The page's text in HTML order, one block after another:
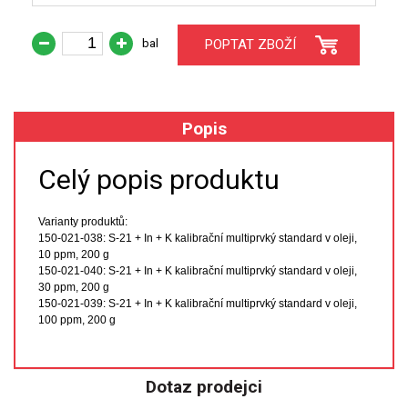
XRF
VZORKOVNICE XRF
STANDARDNÍ ROZTOKY A RM
UV-VIS FLUO
DETEKTORY HPLC
VÝBOJKY PRO UV/VIS
bal POPTAT ZBOŽÍ
Popis
Celý popis produktu
Varianty produktů:
150-021-038: S-21 + In + K kalibrační multiprvký standard v oleji,
10 ppm, 200 g
150-021-040: S-21 + In + K kalibrační multiprvký standard v oleji,
30 ppm, 200 g
150-021-039: S-21 + In + K kalibrační multiprvký standard v oleji,
100 ppm, 200 g
Dotaz prodejci